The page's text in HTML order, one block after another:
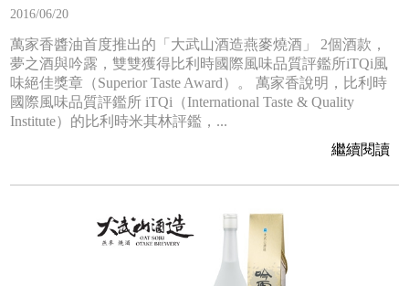
2016/06/20
萬家香醬油首度推出的「大武山酒造燕麥燒酒」 2個酒款，
夢之酒與吟露，雙雙獲得比利時國際風味品質評鑑所iTQi風
味絕佳獎章（Superior Taste Award）。 萬家香說明，比利時
國際風味品質評鑑所 iTQi（International Taste & Quality
Institute）的比利時米其林評鑑，...
繼續閱讀